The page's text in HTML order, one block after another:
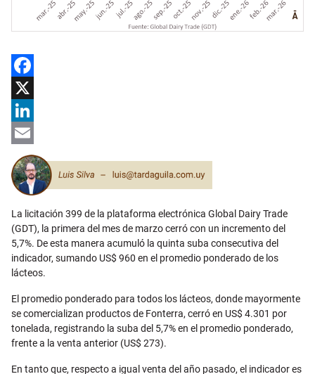
Facebook
X
LinkedIn
Email
La licitación 399 de la plataforma electrónica Global Dairy Trade
(GDT), la primera del mes de marzo cerró con un incremento del
5,7%. De esta manera acumuló la quinta suba consecutiva del
indicador, sumando US$ 960 en el promedio ponderado de los
lácteos.
El promedio ponderado para todos los lácteos, donde mayormente
se comercializan productos de Fonterra, cerró en US$ 4.301 por
tonelada, registrando la suba del 5,7% en el promedio ponderado,
frente a la venta anterior (US$ 273).
En tanto que, respecto a igual venta del año pasado, el indicador es